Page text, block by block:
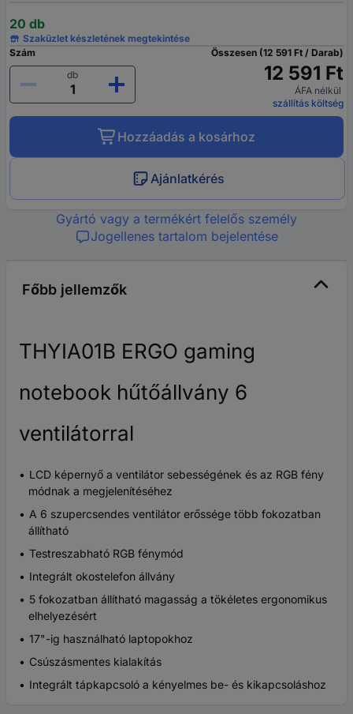
20 db
Szaküzlet készletének megtekintése
Szám
db
Összesen (12 591 Ft / Darab)
12 591 Ft
ÁFA nélkül
szállítás költség
Hozzáadás a kosárhoz
Ajánlatkérés
Gyártó vagy a termékért felelős személy
Jogellenes tartalom bejelentése
Főbb jellemzők
THYIA01B ERGO gaming
notebook hűtőállvány 6
ventilátorral
LCD képernyő a ventilátor sebességének és az RGB fény
módnak a megjelenítéséhez
A 6 szupercsendes ventilátor erőssége több fokozatban
állítható
Testreszabható RGB fénymód
Integrált okostelefon állvány
5 fokozatban állítható magasság a tökéletes ergonomikus
elhelyezésért
17"-ig használható laptopokhoz
Csúszásmentes kialakítás
Integrált tápkapcsoló a kényelmes be- és kikapcsoláshoz